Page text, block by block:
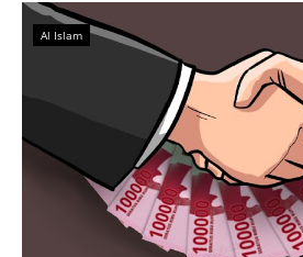
Al Islam